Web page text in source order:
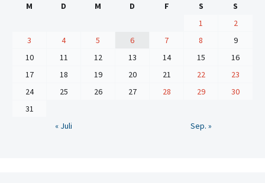
M
D M D F S
S
1
2
3
4 5 6 7 8
9
10
11 12 13 14 15
16
17
18 19 20 21 22
23
24
25 26 27 28 29
30
31
« Juli
Sep. »